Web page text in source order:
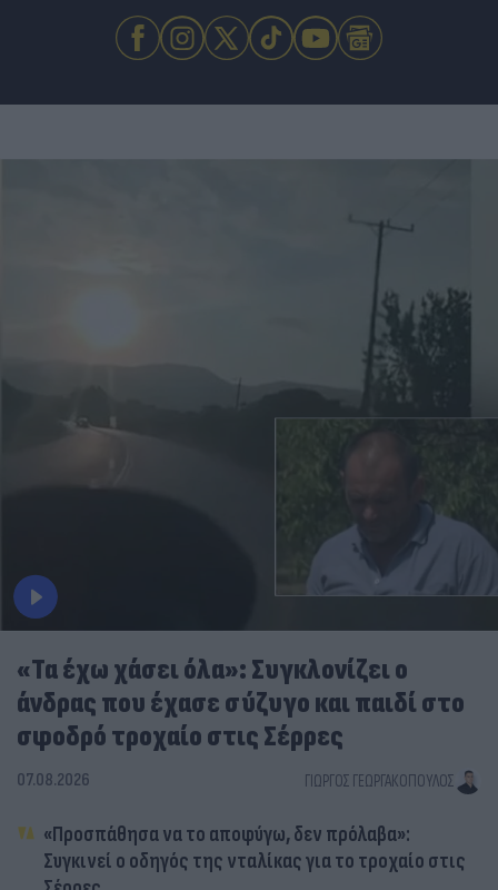
«Τα έχω χάσει όλα»: Συγκλονίζει ο
άνδρας που έχασε σύζυγο και παιδί στο
σφοδρό τροχαίο στις Σέρρες
07.08.2026 ΓΙΏΡΓΟΣ ΓΕΩΡΓΑΚΌΠΟΥΛΟΣ
«Προσπάθησα να το αποφύγω, δεν πρόλαβα»:
Συγκινεί ο οδηγός της νταλίκας για το τροχαίο στις